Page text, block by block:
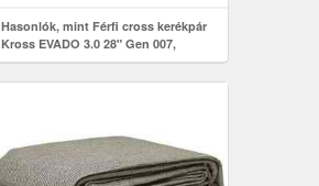
Hasonlók, mint Férfi cross kerékpár
Kross EVADO 3.0 28" Gen 007,
Wanda gumiabroncsok, 16 fokozatú
Shimano váltórendszer, Suntour